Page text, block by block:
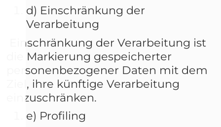
d) Einschränkung der
Verarbeitung
Einschränkung der Verarbeitung ist
die Markierung gespeicherter
personenbezogener Daten mit dem
Ziel, ihre künftige Verarbeitung
einzuschränken.
e) Profiling